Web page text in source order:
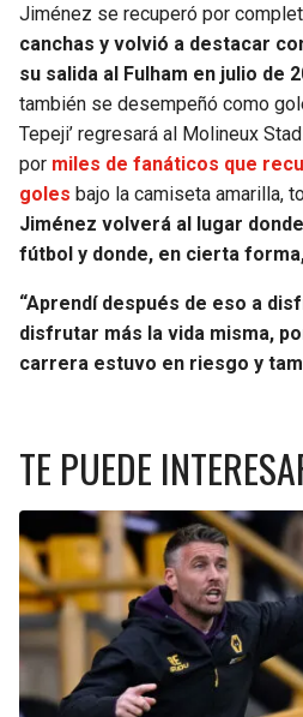
Jiménez se recuperó por
canchas y volvió a destacar
su salida al Fulham en julio de
también se desempeñó como
Tepeji’ regresará al Molineux
por miles de fanáticos que
goles bajo la camiseta amarilla,
Jiménez volverá al lugar
fútbol y donde, en cierta
“Aprendí después de eso a
disfrutar más la vida misma,
carrera estuvo en riesgo y
TE PUEDE